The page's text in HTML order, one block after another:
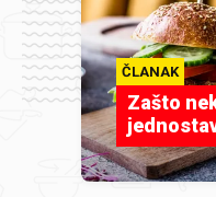
ČLANAK
Zašto